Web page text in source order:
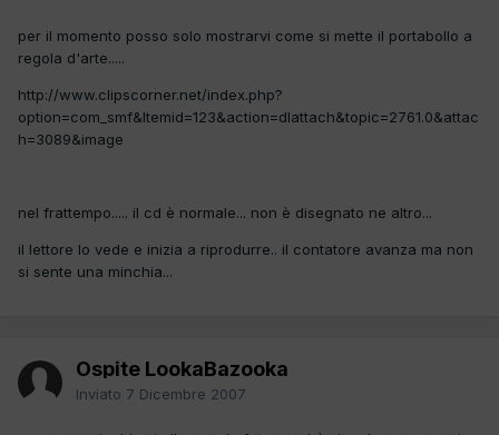
per il momento posso solo mostrarvi come si mette il portabollo a
regola d'arte.....
http://www.clipscorner.net/index.php?
option=com_smf&Itemid=123&action=dlattach&topic=2761.0&attac
h=3089&image
nel frattempo..... il cd è normale... non è disegnato ne altro...
il lettore lo vede e inizia a riprodurre.. il contatore avanza ma non
si sente una minchia...
Ospite LookaBazooka
Inviato 7 Dicembre 2007